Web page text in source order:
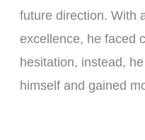
future direction. With
excellence, he faced
hesitation, instead,
himself and gained